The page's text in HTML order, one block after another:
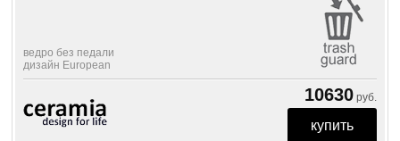
ведро без педали
дизайн European
10630 руб.